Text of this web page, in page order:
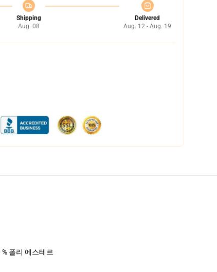
Shipping
Aug. 08
Delivered
Aug. 12 - Aug. 19
폴리 에스테르